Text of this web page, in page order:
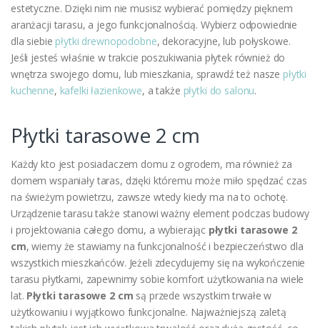
estetyczne. Dzięki nim nie musisz wybierać pomiędzy pięknem
aranżacji tarasu, a jego funkcjonalnością. Wybierz odpowiednie
dla siebie płytki drewnopodobne, dekoracyjne, lub połyskowe.
Jeśli jesteś właśnie w trakcie poszukiwania płytek również do
wnętrza swojego domu, lub mieszkania, sprawdź też nasze płytki
kuchenne, kafelki łazienkowe, a także płytki do salonu.
Płytki tarasowe 2 cm
Każdy kto jest posiadaczem domu z ogrodem, ma również za
domem wspaniały taras, dzięki któremu może miło spędzać czas
na świeżym powietrzu, zawsze wtedy kiedy ma na to ochotę.
Urządzenie tarasu także stanowi ważny element podczas budowy
i projektowania całego domu, a wybierając płytki tarasowe 2
cm, wiemy że stawiamy na funkcjonalność i bezpieczeństwo dla
wszystkich mieszkańców. Jeżeli zdecydujemy się na wykończenie
tarasu płytkami, zapewnimy sobie komfort użytkowania na wiele
lat. Płytki tarasowe 2 cm są przede wszystkim trwałe w
użytkowaniu i wyjątkowo funkcjonalne. Najważniejszą zaletą